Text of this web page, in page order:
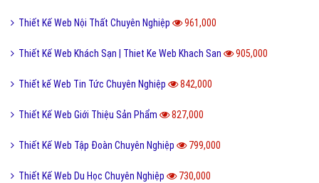
Thiết Kế Web Nội Thất Chuyên Nghiệp 961,000
Thiết Kế Web Khách Sạn | Thiet Ke Web Khach San 905,000
Thiết kế Web Tin Tức Chuyên Nghiệp 842,000
Thiết Kế Web Giới Thiệu Sản Phẩm 827,000
Thiết Kế Web Tập Đoàn Chuyên Nghiệp 799,000
Thiết Kế Web Du Học Chuyên Nghiệp 730,000